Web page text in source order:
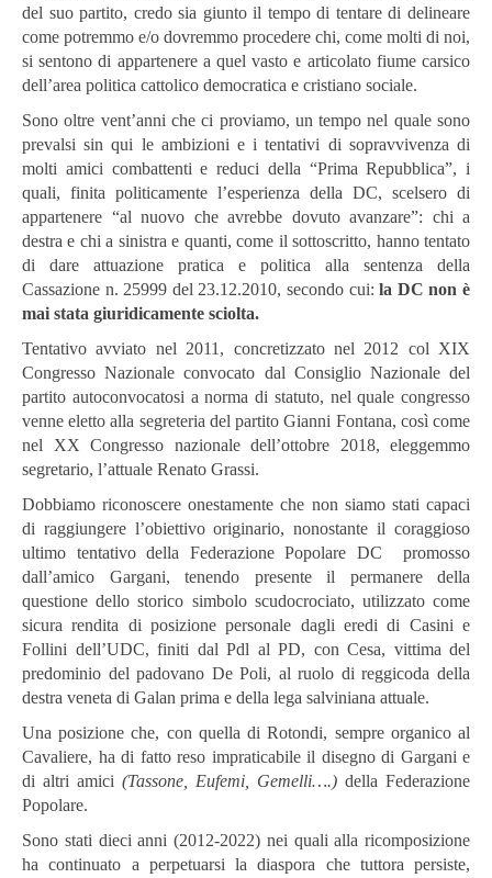
del suo partito, credo sia giunto il tempo di tentare di delineare
come potremmo e/o dovremmo procedere chi, come molti di noi,
si sentono di appartenere a quel vasto e articolato fiume carsico
dell’area politica cattolico democratica e cristiano sociale.
Sono oltre vent’anni che ci proviamo, un tempo nel quale sono
prevalsi sin qui le ambizioni e i tentativi di sopravvivenza di
molti amici combattenti e reduci della “Prima Repubblica”, i
quali, finita politicamente l’esperienza della DC, scelsero di
appartenere “al nuovo che avrebbe dovuto avanzare”: chi a
destra e chi a sinistra e quanti, come il sottoscritto, hanno tentato
di dare attuazione pratica e politica alla sentenza della
Cassazione n. 25999 del 23.12.2010, secondo cui:la DC non è
mai stata giuridicamente sciolta.
Tentativo avviato nel 2011, concretizzato nel 2012 col XIX
Congresso Nazionale convocato dal Consiglio Nazionale del
partito autoconvocatosi a norma di statuto, nel quale congresso
venne eletto alla segreteria del partito Gianni Fontana, così come
nel XX Congresso nazionale dell’ottobre 2018, eleggemmo
segretario, l’attuale Renato Grassi.
Dobbiamo riconoscere onestamente che non siamo stati capaci
di raggiungere l’obiettivo originario, nonostante il coraggioso
ultimo tentativo della Federazione Popolare DC promosso
dall’amico Gargani, tenendo presente il permanere della
questione dello storico simbolo scudocrociato, utilizzato come
sicura rendita di posizione personale dagli eredi di Casini e
Follini dell’UDC, finiti dal Pdl al PD, con Cesa, vittima del
predominio del padovano De Poli, al ruolo di reggicoda della
destra veneta di Galan prima e della lega salviniana attuale.
Una posizione che, con quella di Rotondi, sempre organico al
Cavaliere, ha di fatto reso impraticabile il disegno di Gargani e
di altri amici (Tassone, Eufemi, Gemelli….) della Federazione
Popolare.
Sono stati dieci anni (2012-2022) nei quali alla ricomposizione
ha continuato a perpetuarsi la diaspora che tuttora persiste,